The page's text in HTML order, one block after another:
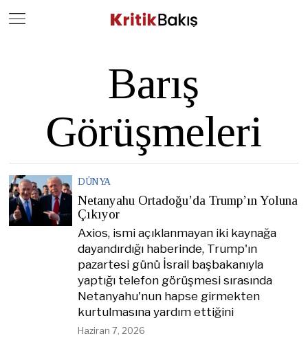
Barış
Görüşmeleri
DÜNYA
Netanyahu Ortadoğu’da Trump’ın Yoluna
Çıkıyor
Axios, ismi açıklanmayan iki kaynağa
dayandırdığı haberinde, Trump'ın
pazartesi günü İsrail başbakanıyla
yaptığı telefon görüşmesi sırasında
Netanyahu'nun hapse girmekten
kurtulmasına yardım ettiğini
Haziran 7, 2026